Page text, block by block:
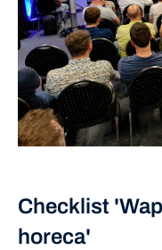
Checklist
horeca'